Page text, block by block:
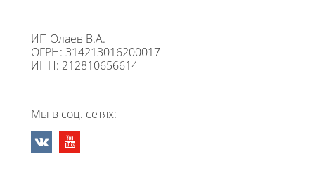
ИП Олаев В.А.
ОГРН: 314213016200017
ИНН: 212810656614
Мы в соц. сетях: